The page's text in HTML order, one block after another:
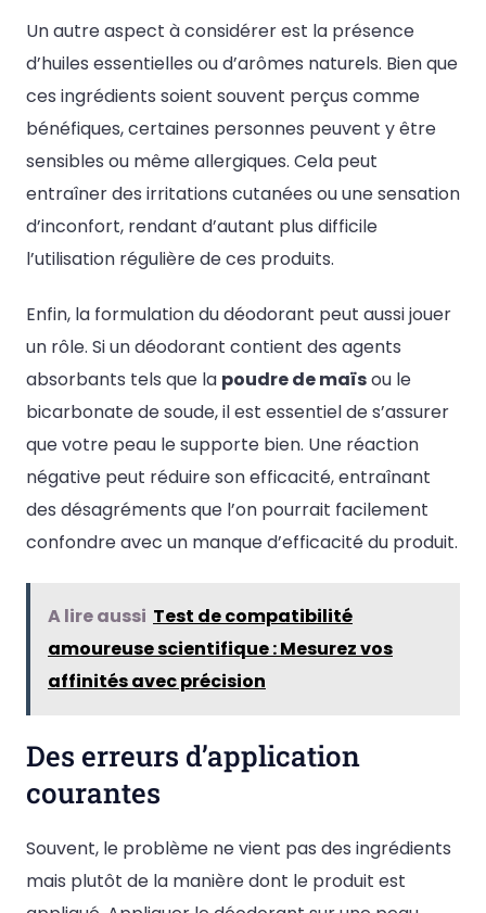
Un autre aspect à considérer est la présence
d’huiles essentielles ou d’arômes naturels. Bien que
ces ingrédients soient souvent perçus comme
bénéfiques, certaines personnes peuvent y être
sensibles ou même allergiques. Cela peut
entraîner des irritations cutanées ou une sensation
d’inconfort, rendant d’autant plus difficile
l’utilisation régulière de ces produits.
Enfin, la formulation du déodorant peut aussi jouer
un rôle. Si un déodorant contient des agents
absorbants tels que la poudre de maïsou le
bicarbonate de soude, il est essentiel de s’assurer
que votre peau le supporte bien. Une réaction
négative peut réduire son efficacité, entraînant
des désagréments que l’on pourrait facilement
confondre avec un manque d’efficacité du produit.
A lire aussi Test de compatibilité
amoureuse scientifique : Mesurez vos
affinités avec précision
Des erreurs d’application
courantes
Souvent, le problème ne vient pas des ingrédients
mais plutôt de la manière dont le produit est